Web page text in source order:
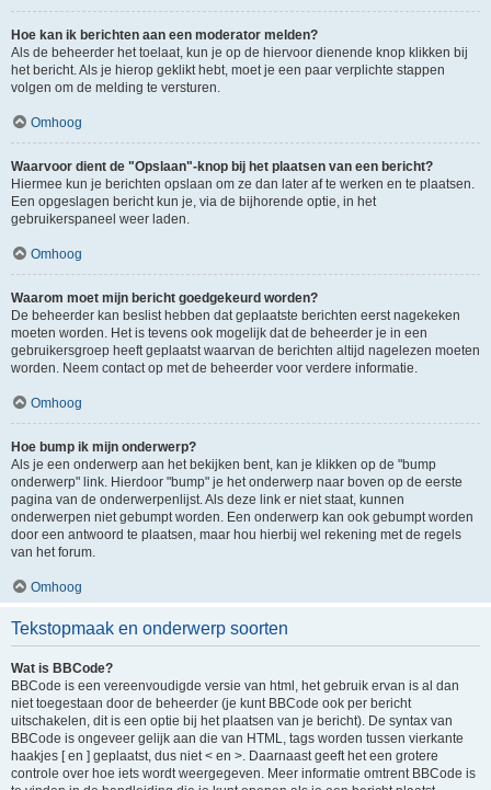
Hoe kan ik berichten aan een moderator melden?
Als de beheerder het toelaat, kun je op de hiervoor dienende knop klikken bij
het bericht. Als je hierop geklikt hebt, moet je een paar verplichte stappen
volgen om de melding te versturen.
Omhoog
Waarvoor dient de "Opslaan"-knop bij het plaatsen van een bericht?
Hiermee kun je berichten opslaan om ze dan later af te werken en te plaatsen.
Een opgeslagen bericht kun je, via de bijhorende optie, in het
gebruikerspaneel weer laden.
Omhoog
Waarom moet mijn bericht goedgekeurd worden?
De beheerder kan beslist hebben dat geplaatste berichten eerst nagekeken
moeten worden. Het is tevens ook mogelijk dat de beheerder je in een
gebruikersgroep heeft geplaatst waarvan de berichten altijd nagelezen moeten
worden. Neem contact op met de beheerder voor verdere informatie.
Omhoog
Hoe bump ik mijn onderwerp?
Als je een onderwerp aan het bekijken bent, kan je klikken op de "bump
onderwerp" link. Hierdoor "bump" je het onderwerp naar boven op de eerste
pagina van de onderwerpenlijst. Als deze link er niet staat, kunnen
onderwerpen niet gebumpt worden. Een onderwerp kan ook gebumpt worden
door een antwoord te plaatsen, maar hou hierbij wel rekening met de regels
van het forum.
Omhoog
Tekstopmaak en onderwerp soorten
Wat is BBCode?
BBCode is een vereenvoudigde versie van html, het gebruik ervan is al dan
niet toegestaan door de beheerder (je kunt BBCode ook per bericht
uitschakelen, dit is een optie bij het plaatsen van je bericht). De syntax van
BBCode is ongeveer gelijk aan die van HTML, tags worden tussen vierkante
haakjes [ en ] geplaatst, dus niet < en >. Daarnaast geeft het een grotere
controle over hoe iets wordt weergegeven. Meer informatie omtrent BBCode is